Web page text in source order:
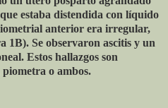
estaba distendida con líquido
anterior era irregular,
1B). Se observaron ascitis y un
Estos hallazgos son
o ambos.